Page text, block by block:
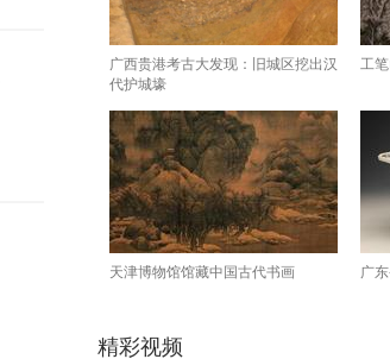
广西贵港考古大发现：旧城区挖出汉
代护城壕
工
天津博物馆馆藏中国古代书画 广
精彩视频